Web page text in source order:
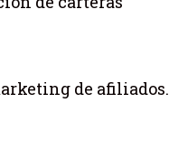
de afiliados.